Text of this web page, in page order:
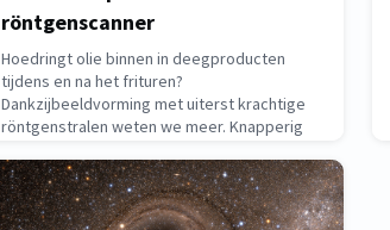
röntgenscanner
Hoedringt olie binnen in deegproducten
tijdens en na het frituren?
Dankzijbeeldvorming met uiterst krachtige
röntgenstralen weten we meer. Knapperig
hoeft niet lang te zoeken naar redenen voor
de populariteit van gefrituurd voedsel zoals
donuts, beignets en olie